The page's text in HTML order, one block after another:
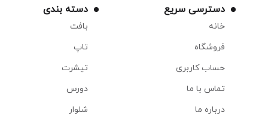
دسترسی سریع
خانه
فروشگاه
حساب کاربری
تماس با ما
درباره ما
دسته بندی
بافت
تاپ
تیشرت
دورس
شلوار